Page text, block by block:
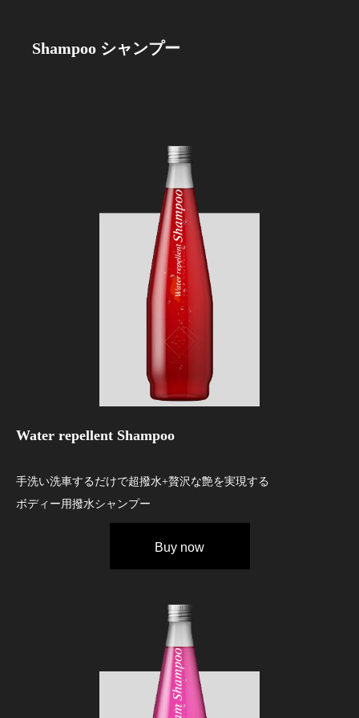
Shampoo シャンプー
Water repellent Shampoo
手洗い洗車するだけで超撥水+贅沢な艶を実現する
ボディー用撥水シャンプー
Buy now